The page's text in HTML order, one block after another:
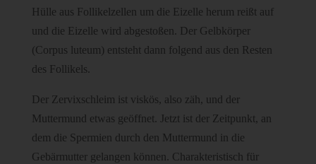
Hülle aus Follikelzellen um die Eizelle herum reißt auf
und die Eizelle wird abgestoßen. Der Gelbkörper
(Corpus luteum) entsteht dann folgend aus den Resten
des Follikels.
Der Zervixschleim ist viskös, also zäh, und der
Muttermund etwas geöffnet. Jetzt ist der Zeitpunkt, an
dem die Spermien durch den Muttermund in die
Gebärmutter gelangen können. Charakteristisch für